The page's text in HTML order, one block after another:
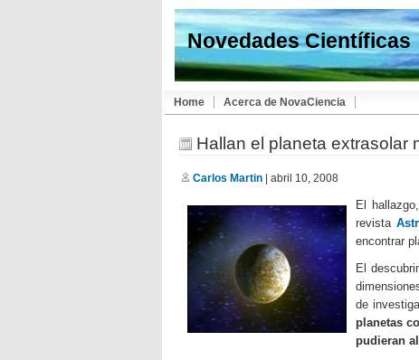
Novedades Científicas
Home Acerca de NovaCiencia
Hallan el planeta extrasolar
Carlos Martin | abril 10, 2008
El
revista
encontrar
El
de
planetas
pudieran